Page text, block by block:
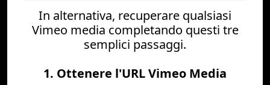
In alternativa, recuperare qualsiasi
Vimeo media completando questi tre
semplici passaggi.
1. Ottenere l'URL Vimeo Media